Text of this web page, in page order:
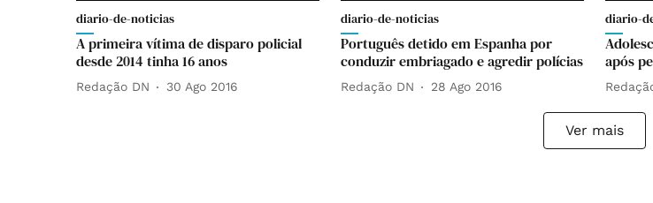
diario-de-noticias
A primeira vítima de disparo policial
desde 2014 tinha 16 anos
Redação DN 30 Ago 2016
diario-de-noticias
Português detido em Espanha por
conduzir embriagado e agredir polícias
Redação DN 28 Ago 2016
diario-
após
Ver mais